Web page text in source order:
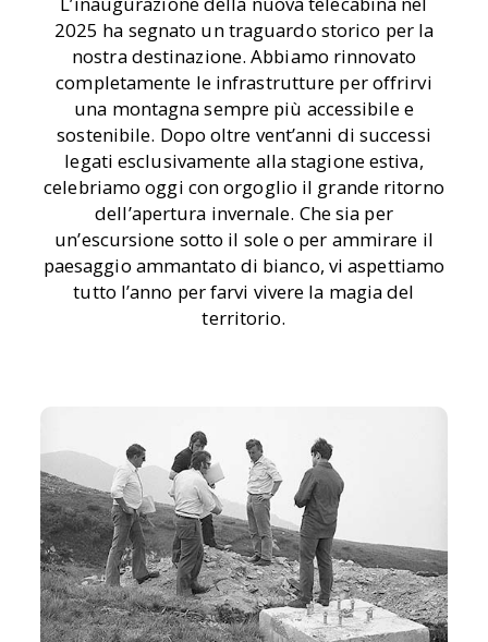
2025 ha segnato un traguardo storico per la
nostra destinazione. Abbiamo rinnovato
completamente le infrastrutture per offrirvi
una montagna sempre più accessibile e
sostenibile. Dopo oltre vent’anni di successi
legati esclusivamente alla stagione estiva,
celebriamo oggi con orgoglio il grande ritorno
dell’apertura invernale. Che sia per
un’escursione sotto il sole o per ammirare il
paesaggio ammantato di bianco, vi aspettiamo
tutto l’anno per farvi vivere la magia del
territorio.